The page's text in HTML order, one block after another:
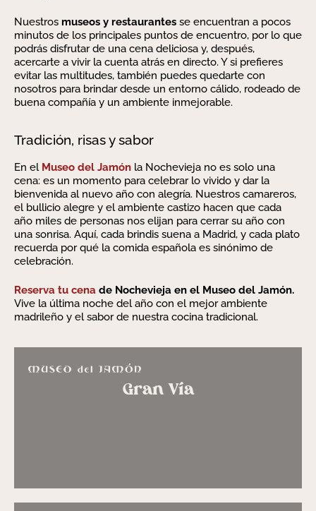
Nuestros museos y restaurantes se encuentran a pocos
minutos de los principales puntos de encuentro, por lo que
podrás disfrutar de una cena deliciosa y, después,
acercarte a vivir la cuenta atrás en directo. Y si prefieres
evitar las multitudes, también puedes quedarte con
nosotros para brindar desde un entorno cálido, rodeado de
buena compañía y un ambiente inmejorable.
Tradición, risas y sabor
En el Museo del Jamón la Nochevieja no es solo una
cena: es un momento para celebrar lo vivido y dar la
bienvenida al nuevo año con alegría. Nuestros camareros,
el bullicio alegre y el ambiente castizo hacen que cada
año miles de personas nos elijan para cerrar su año con
una sonrisa. Aquí, cada brindis suena a Madrid, y cada plato
recuerda por qué la comida española es sinónimo de
celebración.
Reserva tu cena de Nochevieja en el Museo del Jamón.
Vive la última noche del año con el mejor ambiente
madrileño y el sabor de nuestra cocina tradicional.
Gran Vía